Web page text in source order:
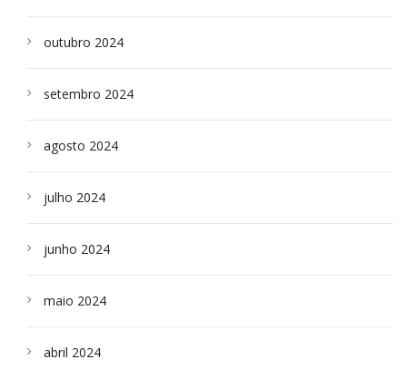
outubro 2024
setembro 2024
agosto 2024
julho 2024
junho 2024
maio 2024
abril 2024